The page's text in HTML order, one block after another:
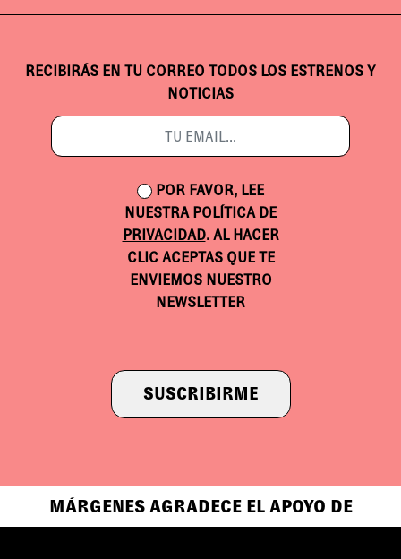
RECIBIRÁS EN TU CORREO TODOS LOS ESTRENOS Y
NOTICIAS
POR FAVOR, LEE
NUESTRA POLÍTICA DE
PRIVACIDAD. AL HACER
CLIC ACEPTAS QUE TE
ENVIEMOS NUESTRO
NEWSLETTER
SUSCRIBIRME
MÁRGENES AGRADECE EL APOYO DE